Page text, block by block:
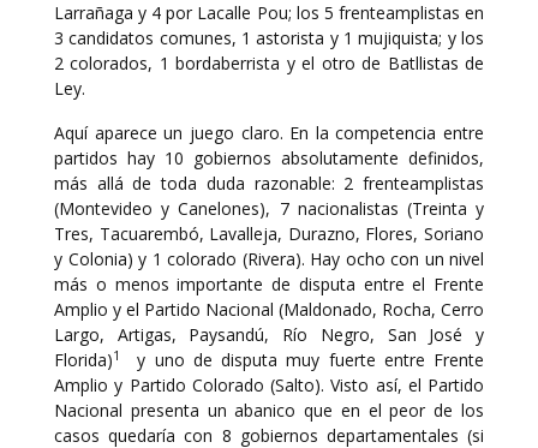
Larrañaga y 4 por Lacalle Pou; los 5 frenteamplistas en
3 candidatos comunes, 1 astorista y 1 mujiquista; y los
2 colorados, 1 bordaberrista y el otro de Batllistas de
Ley.
Aquí aparece un juego claro. En la competencia entre
partidos hay 10 gobiernos absolutamente definidos,
más allá de toda duda razonable: 2 frenteamplistas
(Montevideo y Canelones), 7 nacionalistas (Treinta y
Tres, Tacuarembó, Lavalleja, Durazno, Flores, Soriano
y Colonia) y 1 colorado (Rivera). Hay ocho con un nivel
más o menos importante de disputa entre el Frente
Amplio y el Partido Nacional (Maldonado, Rocha, Cerro
Largo, Artigas, Paysandú, Río Negro, San José y
Florida)1
y uno de disputa muy fuerte entre Frente
Amplio y Partido Colorado (Salto). Visto así, el Partido
Nacional presenta un abanico que en el peor de los
casos quedaría con 8 gobiernos departamentales (si